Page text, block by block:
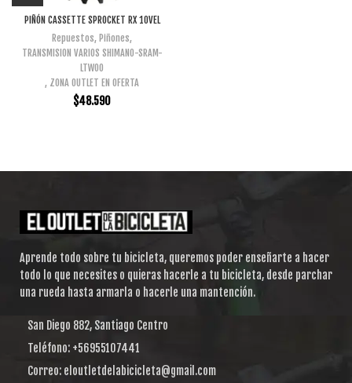
PIÑÓN CASSETTE SPROCKET RX 10VEL
Repuestos, Piñones,
TRANSMISION VARIOS SHIMANO-SRAM-
LTWOO
, ZONA OUTLET EN OFERTA
$48.590
Aprende todo sobre tu bicicleta, queremos poder enseñarte a hacer
todo lo que necesites o quieras hacerle a tu bicicleta, desde parchar
una rueda hasta armarla o hacerle una mantención.
San Diego 882, Santiago Centro
Teléfono: +56955107441
Correo: eloutletdelabicicleta@gmail.com